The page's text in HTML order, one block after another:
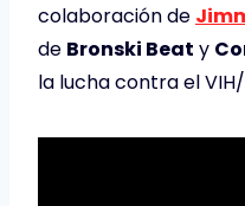
colaboración de
de Bronski Beat y
la lucha contra el VIH/